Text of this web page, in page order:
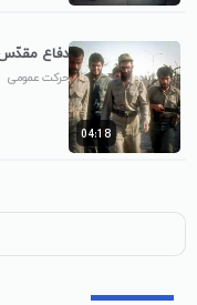
04:18
دفاع
حرکت عمومی